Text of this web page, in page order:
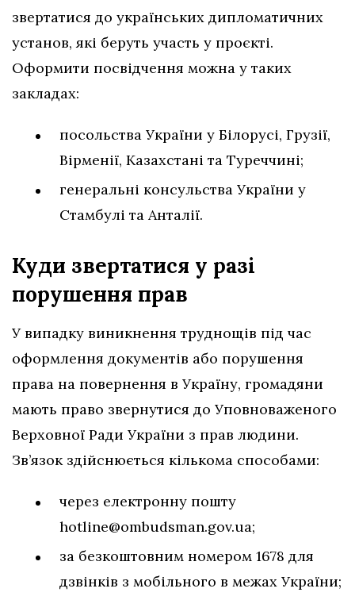
звертатися до українських дипломатичних
установ, які беруть участь у проєкті.
Оформити посвідчення можна у таких
закладах:
посольства України у Білорусі, Грузії,
Вірменії, Казахстані та Туреччині;
генеральні консульства України у
Стамбулі та Анталії.
Куди звертатися у разі
порушення прав
У випадку виникнення труднощів під час
оформлення документів або порушення
права на повернення в Україну, громадяни
мають право звернутися до Уповноваженого
Верховної Ради України з прав людини.
Зв’язок здійснюється кількома способами:
через електронну пошту
hotline@ombudsman.gov.ua;
за безкоштовним номером 1678 для
дзвінків з мобільного в межах України;